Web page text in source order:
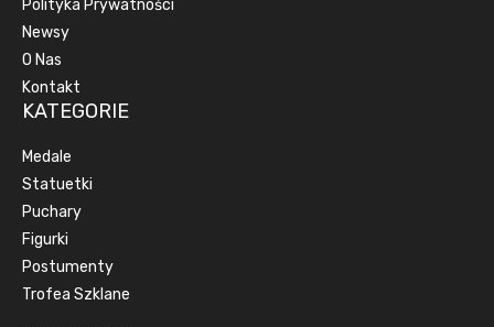
Polityka Prywatności
Newsy
O Nas
Kontakt
KATEGORIE
Medale
Statuetki
Puchary
Figurki
Postumenty
Trofea Szklane